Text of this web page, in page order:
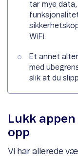
tar mye data,
WiFi.
Et annet
med
slik at du
Lukk
opp
Vi har allerede